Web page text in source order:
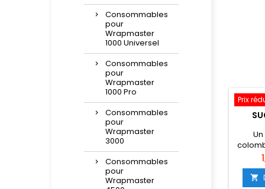
Consommables
pour
Wrapmaster
1000 Universel
Consommables
pour
Wrapmaster
1000 Pro
Consommables
pour
Wrapmaster
3000
Consommables
pour
Wrapmaster
Prix
